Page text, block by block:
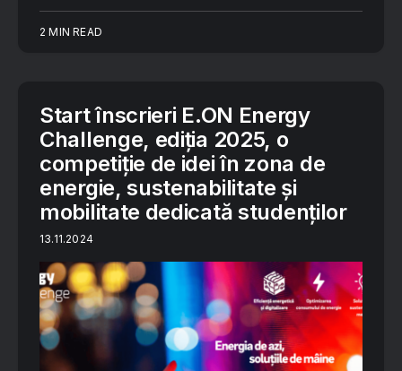
2 MIN READ
Start înscrieri E.ON Energy
Challenge, ediția 2025, o
competiție de idei în zona de
energie, sustenabilitate și
mobilitate dedicată studenților
13.11.2024